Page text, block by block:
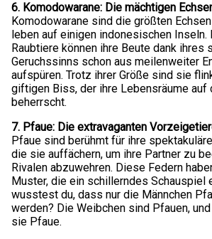
6. Komodowarane: Die mächtigen
Komodowarane sind die größten
leben auf einigen indonesischen
Raubtiere können ihre Beute dank ihres
Geruchssinns schon aus meilenweiter
aufspüren. Trotz ihrer Größe sind sie
giftigen Biss, der ihre Lebensräume auf
beherrscht.
7. Pfaue: Die extravaganten
Pfaue sind berühmt für ihre
die sie auffächern, um ihre Partner zu
Rivalen abzuwehren. Diese Federn
Muster, die ein schillerndes Schauspiel
wusstest du, dass nur die Männchen
werden? Die Weibchen sind Pfauen,
sie Pfaue.